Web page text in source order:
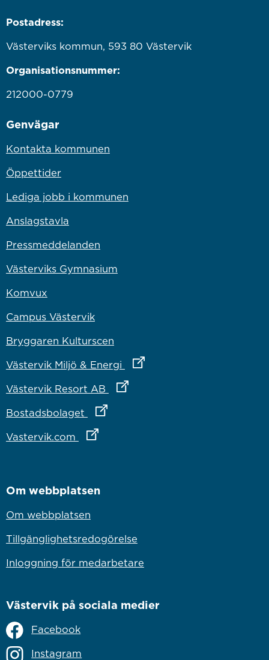
Postadress:
Västerviks kommun, 593 80 Västervik
Organisationsnummer:
212000-0779
Genvägar
Kontakta kommunen
Öppettider
Lediga jobb i kommunen
Anslagstavla
Pressmeddelanden
Västerviks Gymnasium
Komvux
Campus Västervik
Bryggaren Kulturscen
Västervik Miljö & Energi
Länk till annan webbplats
Västervik Resort AB Länk till annan webbplats
Bostadsbolaget Länk till annan webbplats
Vastervik.com Länk till annan webbplats
Om webbplatsen
Om webbplatsen
Tillgänglighetsredogörelse
Inloggning för medarbetare
Västervik på sociala medier
Facebook
Instagram